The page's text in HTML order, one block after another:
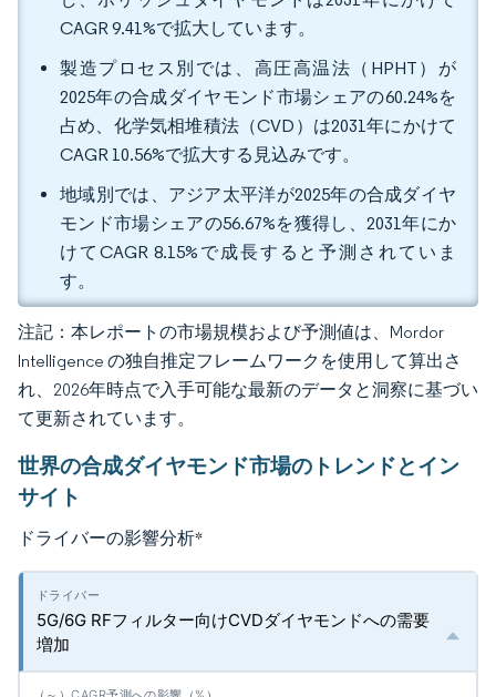
CAGR 9.41%で拡大しています。
製造プロセス別では、高圧高温法（HPHT）が
2025年の合成ダイヤモンド市場シェアの60.24%を
占め、化学気相堆積法（CVD）は2031年にかけて
CAGR 10.56%で拡大する見込みです。
地域別では、アジア太平洋が2025年の合成ダイヤ
モンド市場シェアの56.67%を獲得し、2031年にか
けてCAGR 8.15%で成長すると予測されていま
す。
注記：本レポートの市場規模および予測値は、Mordor
Intelligence の独自推定フレームワークを使用して算出さ
れ、2026年時点で入手可能な最新のデータと洞察に基づい
て更新されています。
世界の合成ダイヤモンド市場のトレンドとイン
サイト
ドライバーの影響分析*
5G/6G RFフィルター向けCVDダイヤモンドへの需要
増加